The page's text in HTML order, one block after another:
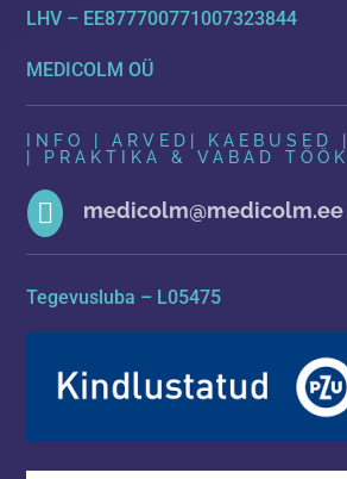
LHV – EE877700771007323844
MEDICOLM OÜ
INFO | ARVED
KAEBUSED
| PRAKTIKA & VABAD
 medicolm@medicolm.ee
Tegevusluba – L05475